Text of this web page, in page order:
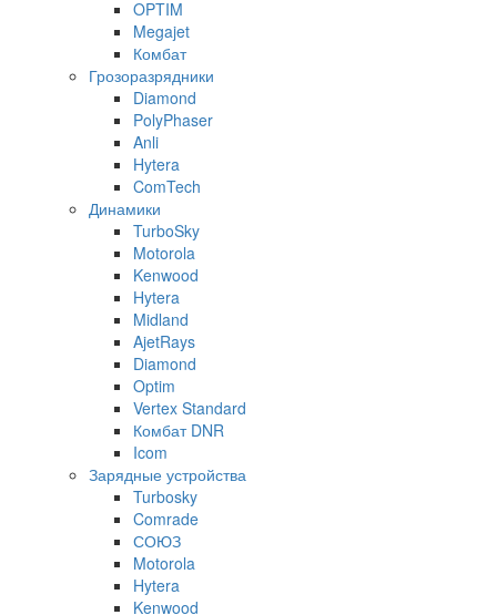
OPTIM
Megajet
Комбат
Грозоразрядники
Diamond
PolyPhaser
Anli
Hytera
ComTech
Динамики
TurboSky
Motorola
Kenwood
Hytera
Midland
AjetRays
Diamond
Optim
Vertex Standard
Комбат DNR
Icom
Зарядные устройства
Turbosky
Comrade
СОЮЗ
Motorola
Hytera
Kenwood